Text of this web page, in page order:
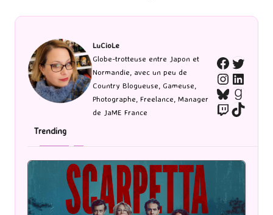
des
publicationsLuCioLe
Globe-trotteuse entre Japon et
Normandie, avec un peu de
Country Blogueuse, Gameuse,
Photographe, Freelance, Manager
de JaME France
Bluesky
TwitchTikTok
Trending